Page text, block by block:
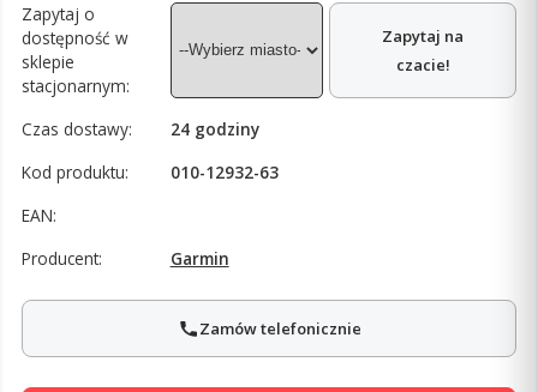
Zapytaj o
dostępność w
sklepie
stacjonarnym:
Zapytaj na
czacie!
Czas dostawy:
24 godziny
Kod produktu:
010-12932-63
EAN:
Producent:
Garmin
Zamów telefonicznie